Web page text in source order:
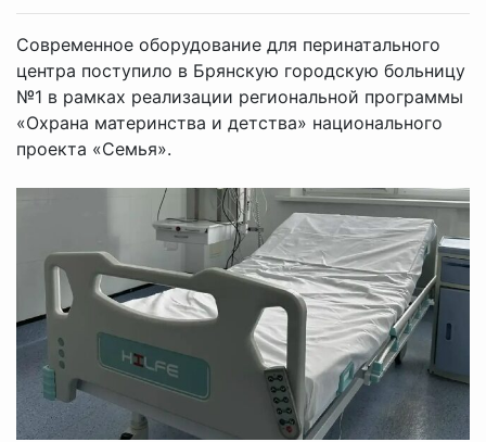
Современное оборудование для перинатального
центра поступило в Брянскую городскую больницу
№1 в рамках реализации региональной программы
«Охрана материнства и детства» национального
проекта «Семья».